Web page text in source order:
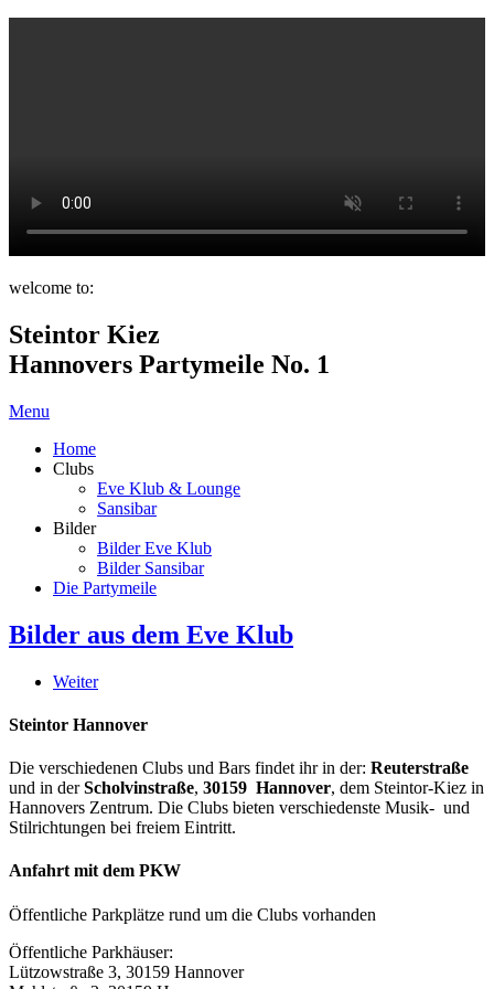
welcome to:
Steintor Kiez
Hannovers Partymeile No. 1
Menu
Home
Clubs
Eve Klub & Lounge
Sansibar
Bilder
Bilder Eve Klub
Bilder Sansibar
Die Partymeile
Bilder aus dem Eve Klub
Weiter
Steintor Hannover
Die verschiedenen Clubs und Bars findet ihr in der: Reuterstraße
und in derScholvinstraße, 30159 Hannover, dem Steintor-Kiez in
Hannovers Zentrum. Die Clubs bieten verschiedenste Musik- und
Stilrichtungen bei freiem Eintritt.
Anfahrt mit dem PKW
Öffentliche Parkplätze rund um die Clubs vorhanden
Öffentliche Parkhäuser:
Lützowstraße 3, 30159 Hannover